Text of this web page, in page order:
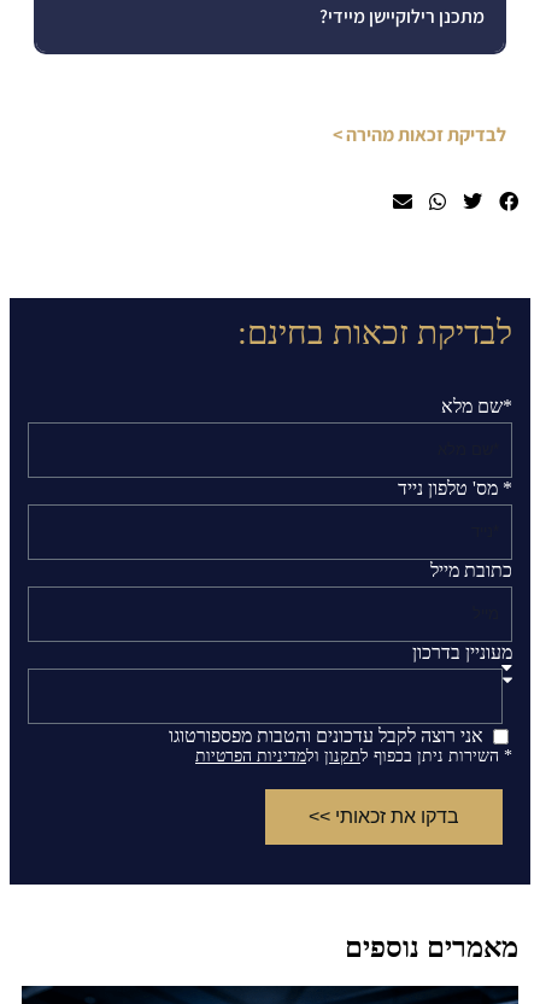
מתכנן רילוקיישן מיידי?
לבדיקת זכאות מהירה >
לבדיקת זכאות בחינם:
*שם מלא
* מס' טלפון נייד
כתובת מייל
מעוניין בדרכון
אני רוצה לקבל עדכונים והטבות מפספורטוגו
* השירות ניתן בכפוף לתקנון ולמדיניות הפרטיות
בדקו את זכאותי >>
מאמרים נוספים